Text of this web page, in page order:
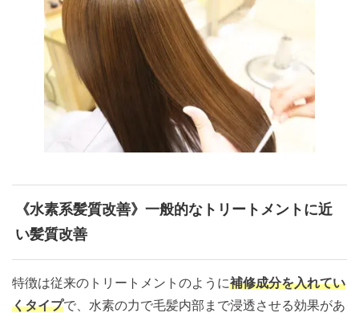
《水素系髪質改善》一般的なトリートメントに近
い髪質改善
特徴は従来のトリートメントのように補修成分を入れてい
くタイプで、水素の力で毛髪内部まで浸透させる効果があ